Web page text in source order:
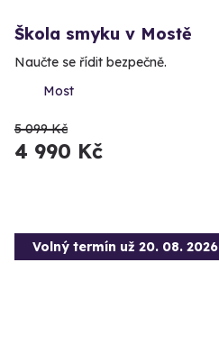
Škola smyku v Mostě
Naučte se řídit bezpečně.
Most
5 099 Kč
4 990 Kč
Volný termín už 20. 08. 2026